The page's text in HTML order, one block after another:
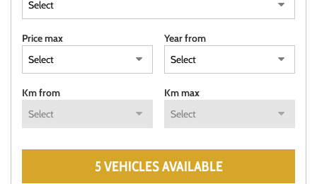
Price max Year from
Km from Km max
5 VEHICLES AVAILABLE